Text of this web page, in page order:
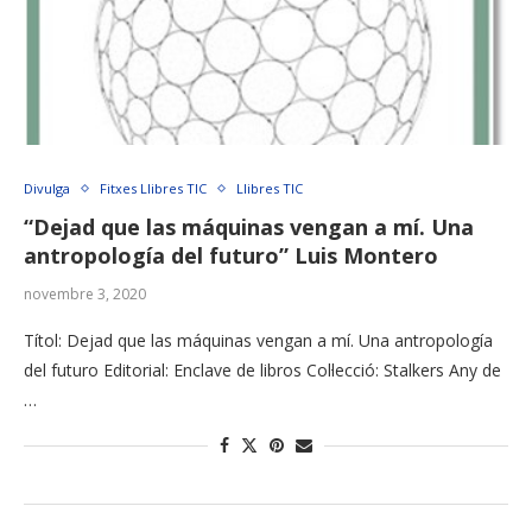
Divulga Fitxes Llibres TIC Llibres TIC
“Dejad que las máquinas vengan a mí. Una
antropología del futuro” Luis Montero
novembre 3, 2020
Títol: Dejad que las máquinas vengan a mí. Una antropología
del futuro Editorial: Enclave de libros Col·lecció: Stalkers Any de
…